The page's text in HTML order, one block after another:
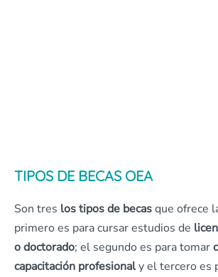
TIPOS DE BECAS OEA
Son tres los tipos de becasque ofrece
primero es para cursar estudios de
o doctorado; el segundo es para tomar
capacitación profesionaly el tercero es